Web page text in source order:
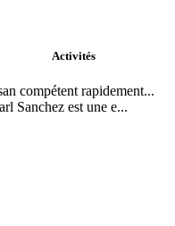
Activités
compétent rapidement...
Sanchez est une e...